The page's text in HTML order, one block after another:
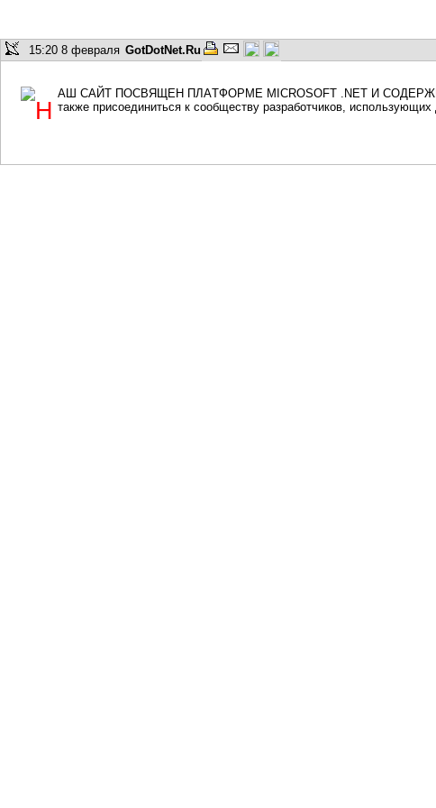
15:20 8 февраля GotDotNet.Ru
Н
аш сайт посвящен платформе Microsoft .NET и
также присоединиться к сообществу разработчиков,